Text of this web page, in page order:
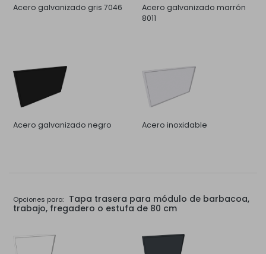
Acero galvanizado gris 7046
Acero galvanizado marrón
8011
Acero galvanizado negro Acero inoxidable
Opciones para: Tapa trasera para módulo de barbacoa,
trabajo, fregadero o estufa de 80 cm